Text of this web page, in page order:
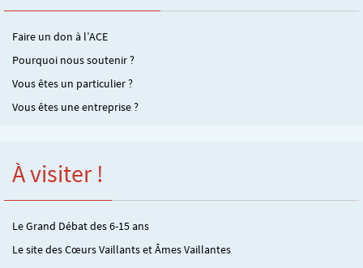
Faire un don à l’ACE
Pourquoi nous soutenir ?
Vous êtes un particulier ?
Vous êtes une entreprise ?
À visiter !
Le Grand Débat des 6-15 ans
Le site des Cœurs Vaillants et Âmes Vaillantes